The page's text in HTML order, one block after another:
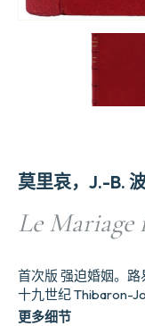
莫里哀，J.-B. 波
Le Mariage
首次版 强迫婚姻。路
十九世纪 Thibaron-
更多细节